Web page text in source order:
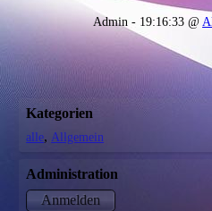
Admin - 19:16:33 @
Kategorien
alle Allgemein
Administration
Anmelden